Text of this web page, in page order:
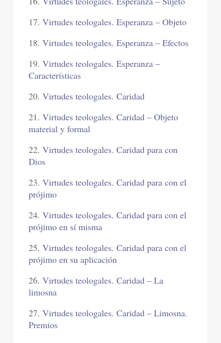
17.Virtudes teologales. Esperanza – Objeto
18.Virtudes teologales. Esperanza – Efectos
19.Virtudes teologales. Esperanza –
Características
20.Virtudes teologales. Caridad
21.Virtudes teologales. Caridad – Objeto
material y formal
22.Virtudes teologales. Caridad para con
Dios
23.Virtudes teologales. Caridad para con el
prójimo
24.Virtudes teologales. Caridad para con el
prójimo en sí misma
25.Virtudes teologales. Caridad para con el
prójimo en su aplicación
26.Virtudes teologales. Caridad – La
limosna
27.Virtudes teologales. Caridad – Limosna.
Premios